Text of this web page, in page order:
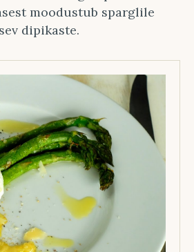
moodustub sparglile
dipikaste.